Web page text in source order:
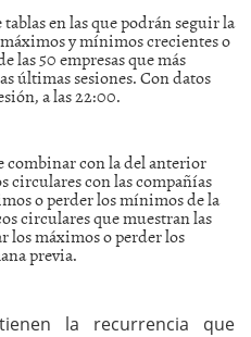
en las que podrán seguir la
y mínimos crecientes o
las 50 empresas que más
últimas sesiones. Con datos
a las 22:00.
combinar con la del anterior
circulares con las compañías
o perder los mínimos de la
circulares que muestran las
los máximos o perder los
previa.
la recurrencia que